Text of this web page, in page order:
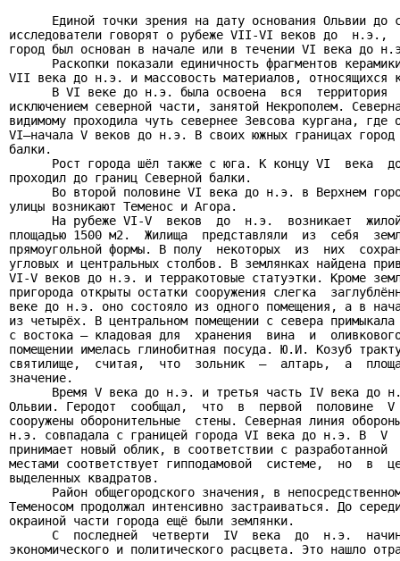
Единой точки зрения на дату основания Ольвии до
исследователи говорят о рубеже VII-VI веков до  н.э.,
город был основан в начале или в течении VI века до
Раскопки показали единичность фрагментов
VII века до н.э. и массовость материалов,
В VI веке до н.э. была освоена  вся  территория
исключением северной части, занятой Некрополем.
видимому проходила чуть севернее Зевсова кургана, где
VI–начала V веков до н.э. В своих южных границах
балки.
Рост города шёл также с юга. К концу VI  века
проходил до границ Северной балки.
Во второй половине VI века до н.э. в Верхнем
улицы возникают Теменос и Агора.
На рубеже VI-V  веков  до  н.э.  возникает
площадью 1500 м2.  Жилища  представляли  из  себя
прямоугольной формы. В полу  некоторых  из  них
угловых и центральных столбов. В землянках найдена
VI-V веков до н.э. и терракотовые статуэтки. Кроме
пригорода открыты остатки сооружения слегка
веке до н.э. оно состояло из одного помещения, а в
из четырёх. В центральном помещении с севера
с востока – кладовая для  хранения  вина  и
помещении имелась глинобитная посуда. Ю.И. Козуб
святилище,  считая,  что  зольник  –  алтарь,  а
значение.
Время V века до н.э. и третья часть IV века до
Ольвии. Геродот  сообщал,  что  в  первой  половине
сооружены оборонительные  стены. Северная линия
н.э. совпадала с границей города VI века до н.э. В
принимает новый облик, в соответствии с разработанной
местами соответствует гипподамовой  системе,  но  в
выделенных квадратов.
Район общегородского значения, в
Теменосом продолжал интенсивно застраиваться. До
окраиной части города ещё были землянки.
С  последней  четверти  IV  века  до  н.э.
экономического и политического расцвета. Это нашло